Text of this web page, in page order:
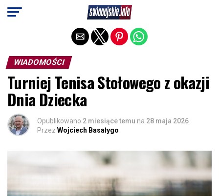
WIADOMOŚCI
Turniej Tenisa Stołowego z okazji
Dnia Dziecka
Opublikowano 2 miesiące temu na 28 maja 2026
Przez Wojciech Basałygo
Exit mobile version